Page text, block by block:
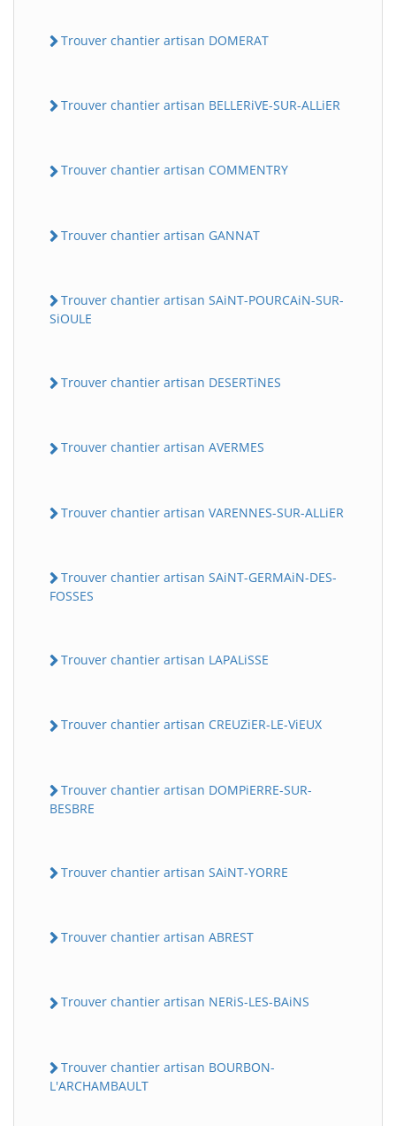
Trouver chantier artisan DOMERAT
Trouver chantier artisan BELLERiVE-SUR-ALLiER
Trouver chantier artisan COMMENTRY
Trouver chantier artisan GANNAT
Trouver chantier artisan SAiNT-POURCAiN-SUR-
SiOULE
Trouver chantier artisan DESERTiNES
Trouver chantier artisan AVERMES
Trouver chantier artisan VARENNES-SUR-ALLiER
Trouver chantier artisan SAiNT-GERMAiN-DES-
FOSSES
Trouver chantier artisan LAPALiSSE
Trouver chantier artisan CREUZiER-LE-ViEUX
Trouver chantier artisan DOMPiERRE-SUR-
BESBRE
Trouver chantier artisan SAiNT-YORRE
Trouver chantier artisan ABREST
Trouver chantier artisan NERiS-LES-BAiNS
Trouver chantier artisan BOURBON-
L'ARCHAMBAULT